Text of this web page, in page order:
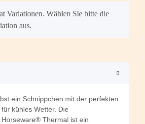
Variationen. Wählen Sie bitte die
aus.
ein Schnippchen mit der perfekten
kühles Wetter. Die
Thermal ist ein